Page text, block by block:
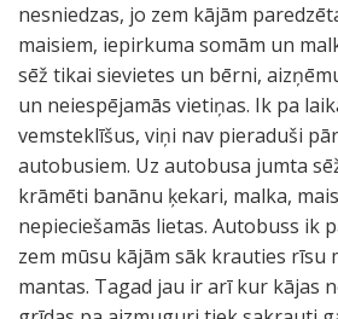
nesniedzas, jo zem kājām
maisiem, iepirkuma somām un
sēž tikai sievietes un bērni,
un neiespējamās vietiņas. Ik pa
vemsteklīšus, viņi nav pieraduši
autobusiem. Uz autobusa jumta
krāmēti banānu ķekari, malka,
nepieciešamās lietas. Autobuss ik
zem mūsu kājām sāk krauties rīsu
mantas. Tagad jau ir arī kur kājas